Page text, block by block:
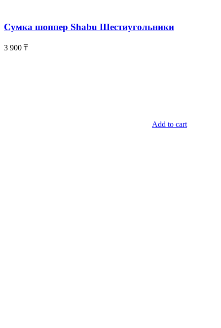
Сумка шоппер Shabu Шестиугольники
3 900 ₸
Add to cart